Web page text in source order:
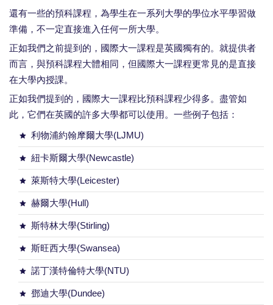
還有一些的預科課程，為學生在一系列大學的學位水平學習做
準備，不一定直接進入任何一所大學。
正如我們之前提到的，國際大一課程是英國獨有的。就提供者
而言，與預科課程大體相同，但國際大一課程更常見的是直接
在大學內授課。
正如我們提到的，國際大一課程比預科課程少得多。盡管如
此，它們在英國的許多大學都可以使用。一些例子包括：
利物浦約翰摩爾大學(LJMU)
紐卡斯爾大學(Newcastle)
萊斯特大學(Leicester)
赫爾大學(Hull)
斯特林大學(Stirling)
斯旺西大學(Swansea)
諾丁漢特倫特大學(NTU)
鄧迪大學(Dundee)